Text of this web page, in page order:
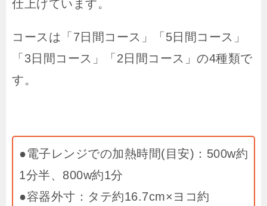
仕上げています。
コースは「7日間コース」「5日間コース」
「3日間コース」「2日間コース」の4種類で
す。
●電子レンジでの加熱時間(目安)：500w約
1分半、800w約1分
●容器外寸：タテ約16.7cm×ヨコ約